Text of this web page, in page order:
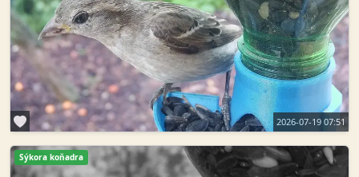
2026-07-19 07:51
Sýkora koňadra